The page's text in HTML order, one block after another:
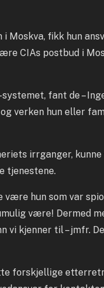
Moskva, fikk hun
CIAs postbud i
fant de –
verken hun eller
irrganger,
tjenestene.
hun som var
være! Dermed
vi kjenner til – jmfr.
forskjellige